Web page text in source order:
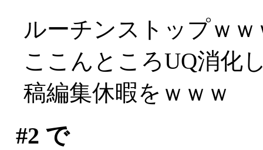
ルーチンストップｗｗ
ここんところUQ消化
稿編集休暇をｗｗｗ
#2 で